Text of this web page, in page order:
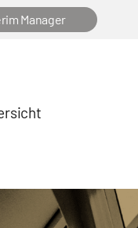
Manager